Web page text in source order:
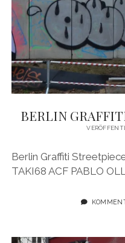
BERLIN
Berlin Graffiti
TAKI68 ACF PABLO